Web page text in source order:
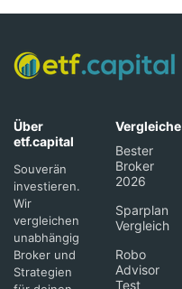
Über
etf.capital
Souverän
investieren.
Wir
vergleichen
unabhängig
Broker und
Strategien
Vergleiche
Bester
Broker
2026
Sparplan
Vergleich
Robo
Advisor
Test